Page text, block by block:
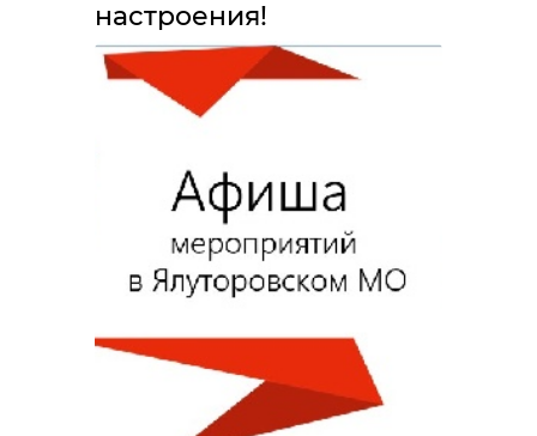
настроения!